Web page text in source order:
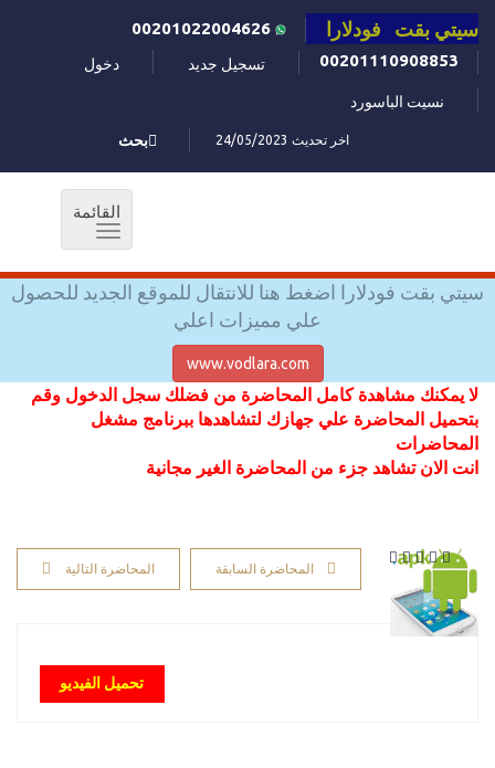
سيتي بقت فودلارا
00201110908853
تسجيل جديد دخول
نسيت الباسورد
اخر تحديث 24/05/2023 بحث
القائمة
Toggle
سيتي بقت فودلارا اضغط هنا للانتقال للموقع الجديد للحصول
علي مميزات اعلي
www.vodlara.com
لا يمكنك مشاهدة كامل المحاضرة من فضلك سجل الدخول وقم
بتحميل المحاضرة علي جهازك لتشاهدها ببرنامج مشغل
المحاضرات
انت الان تشاهد جزء من المحاضرة الغير مجانية
المحاضرة السابقة المحاضرة التالية
تحميل الفيديو